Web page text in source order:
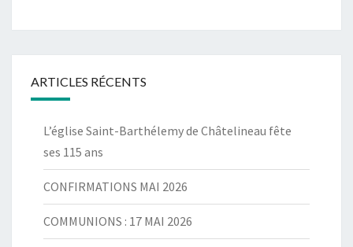
ARTICLES RÉCENTS
L’église Saint-Barthélemy de Châtelineau fête
ses 115 ans
CONFIRMATIONS MAI 2026
COMMUNIONS : 17 MAI 2026